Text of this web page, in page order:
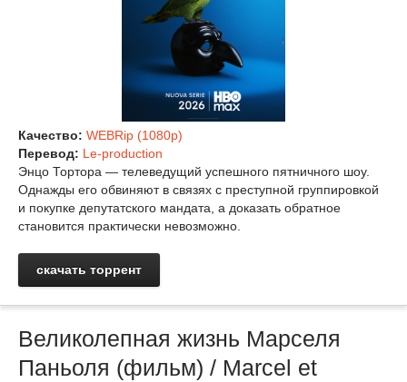
Качество: WEBRip (1080p)
Перевод: Le-production
Энцо Тортора — телеведущий успешного пятничного шоу.
Однажды его обвиняют в связях с преступной группировкой
и покупке депутатского мандата, а доказать обратное
становится практически невозможно.
скачать торрент
Великолепная жизнь Марселя
Паньоля (фильм) / Marcel et